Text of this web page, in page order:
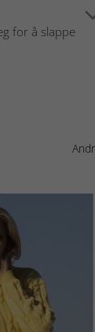
for å slappe